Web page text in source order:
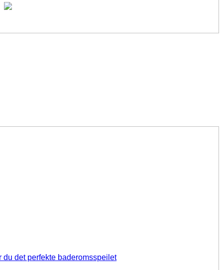
du det perfekte baderomsspeilet